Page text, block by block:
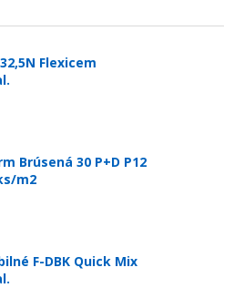
Flexicem
Brúsená 30 P+D P12
m2
F-DBK Quick Mix